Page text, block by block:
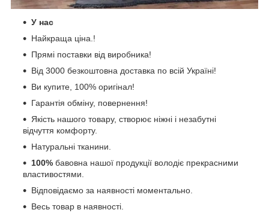
У нас
Найкраща ціна.!
Прямі поставки від виробника!
Від 3000 безкоштовна доставка по всій Україні!
Ви купите, 100% оригінал!
Гарантія обміну, повернення!
Якість нашого товару, створює ніжні і незабутні
відчуття комфорту.
Натуральні тканини.
100% бавовна нашої продукції володіє прекрасними
властивостями.
Відповідаємо за наявності моментально.
Весь товар в наявності.